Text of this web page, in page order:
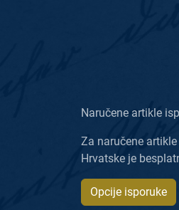
Naručene artikle
Za naručene
Hrvatske je
Opcije isporuke